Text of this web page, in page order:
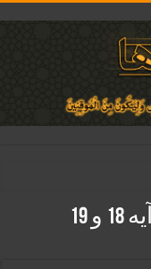
| متن آیات، روش انجام و
دعا، روش خواندن
آیه 18 و 19